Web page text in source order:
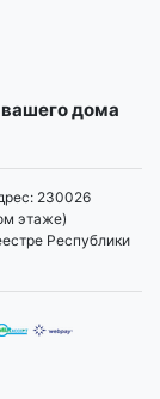
дома
230026
этаже)
Республики